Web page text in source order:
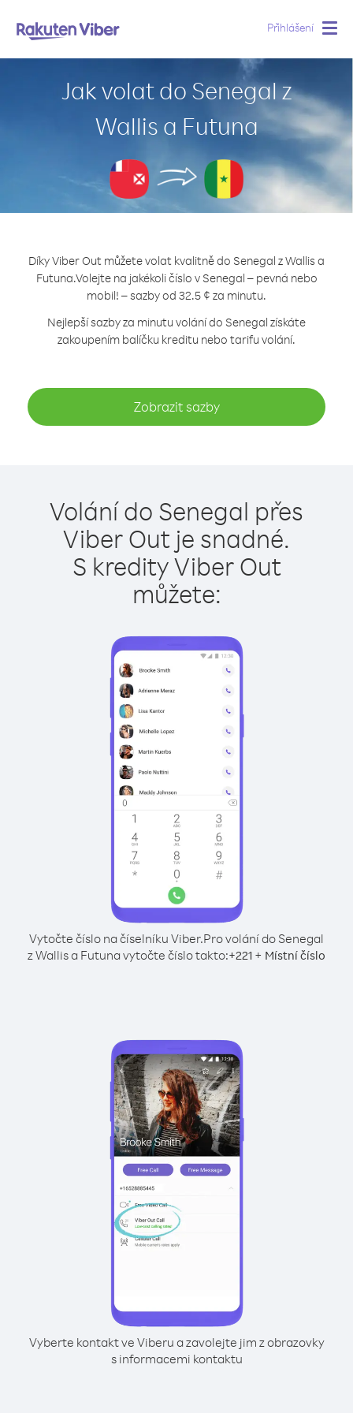
Přihlášení
Jak volat do Senegal z
Wallis a Futuna
Díky Viber Out můžete volat kvalitně do Senegal z Wallis a
Futuna.Volejte na jakékoli číslo v Senegal – pevná nebo
mobil! – sazby od 32.5 ¢ za minutu.
Nejlepší sazby za minutu volání do Senegal získáte
zakoupením balíčku kreditu nebo tarifu volání.
Zobrazit sazby
Volání do Senegal přes
Viber Out je snadné.
S kredity Viber Out
můžete:
Vytočte číslo na číselníku Viber.Pro volání do Senegal
z Wallis a Futuna vytočte číslo takto:+221 + Místní číslo
Vyberte kontakt ve Viberu a zavolejte jim z obrazovky
s informacemi kontaktu